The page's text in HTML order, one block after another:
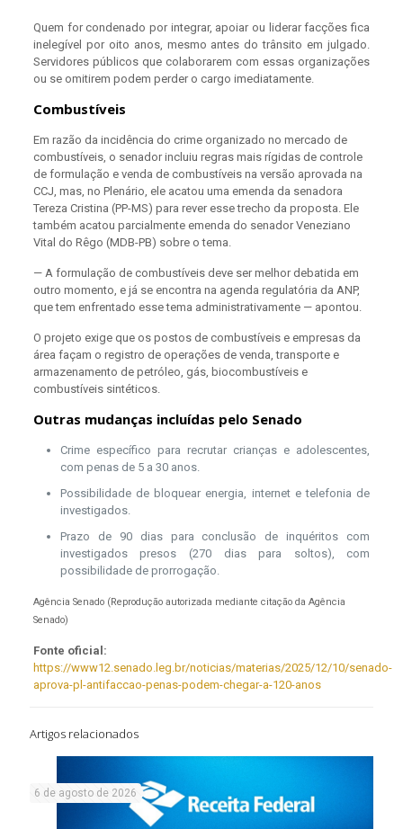
Quem for condenado por integrar, apoiar ou liderar facções fica
inelegível por oito anos, mesmo antes do trânsito em julgado.
Servidores públicos que colaborarem com essas organizações
ou se omitirem podem perder o cargo imediatamente.
Combustíveis
Em razão da incidência do crime organizado no mercado de
combustíveis, o senador incluiu regras mais rígidas de controle
de formulação e venda de combustíveis na versão aprovada na
CCJ, mas, no Plenário, ele acatou uma emenda da senadora
Tereza Cristina (PP-MS) para rever esse trecho da proposta. Ele
também acatou parcialmente emenda do senador Veneziano
Vital do Rêgo (MDB-PB) sobre o tema.
— A formulação de combustíveis deve ser melhor debatida em
outro momento, e já se encontra na agenda regulatória da ANP,
que tem enfrentado esse tema administrativamente — apontou.
O projeto exige que os postos de combustíveis e empresas da
área façam o registro de operações de venda, transporte e
armazenamento de petróleo, gás, biocombustíveis e
combustíveis sintéticos.
Outras mudanças incluídas pelo Senado
Crime específico para recrutar crianças e adolescentes,
com penas de 5 a 30 anos.
Possibilidade de bloquear energia, internet e telefonia de
investigados.
Prazo de 90 dias para conclusão de inquéritos com
investigados presos (270 dias para soltos), com
possibilidade de prorrogação.
Agência Senado (Reprodução autorizada mediante citação da Agência
Senado)
Fonte oficial:
https://www12.senado.leg.br/noticias/materias/2025/12/10/senado-
aprova-pl-antifaccao-penas-podem-chegar-a-120-anos
Artigos relacionados
6 de agosto de 2026